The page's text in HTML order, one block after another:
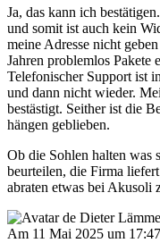
Ja, das kann ich
und somit ist auch kein
meine Adresse nicht
Jahren problemlos Pakete
Telefonischer Support ist
und dann nicht wieder.
bestästigt. Seither ist die
hängen geblieben.
Ob die Sohlen halten was
beurteilen, die Firma
abraten etwas bei Akusoli
Am 11 Mai 2025 um